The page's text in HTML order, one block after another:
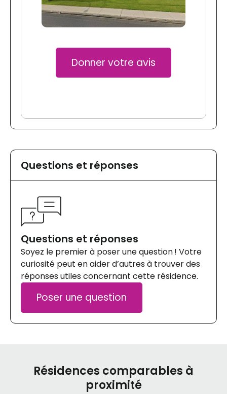
Donner votre avis
Questions et réponses
Questions et réponses
Soyez le premier à poser une question ! Votre
curiosité peut en aider d’autres à trouver des
réponses utiles concernant cette résidence.
Poser une question
Résidences comparables à
proximité